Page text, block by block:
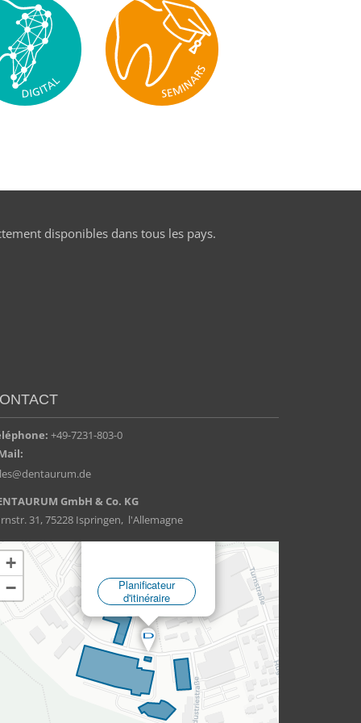
disponibles dans tous les pays.
+49-7231-803-0
GmbH & Co. KG
31, 75228 Ispringen, l'Allemagne